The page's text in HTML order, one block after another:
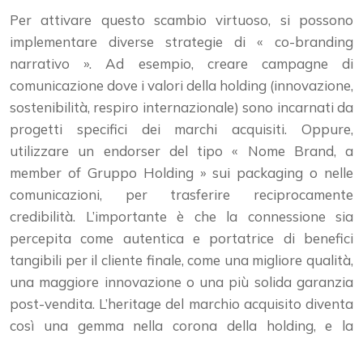
Per attivare questo scambio virtuoso, si possono
implementare diverse strategie di « co-branding
narrativo ». Ad esempio, creare campagne di
comunicazione dove i valori della holding (innovazione,
sostenibilità, respiro internazionale) sono incarnati da
progetti specifici dei marchi acquisiti. Oppure,
utilizzare un endorser del tipo « Nome Brand, a
member of Gruppo Holding » sui packaging o nelle
comunicazioni, per trasferire reciprocamente
credibilità. L’importante è che la connessione sia
percepita come autentica e portatrice di benefici
tangibili per il cliente finale, come una migliore qualità,
una maggiore innovazione o una più solida garanzia
post-vendita. L’heritage del marchio acquisito diventa
così una gemma nella corona della holding, e la